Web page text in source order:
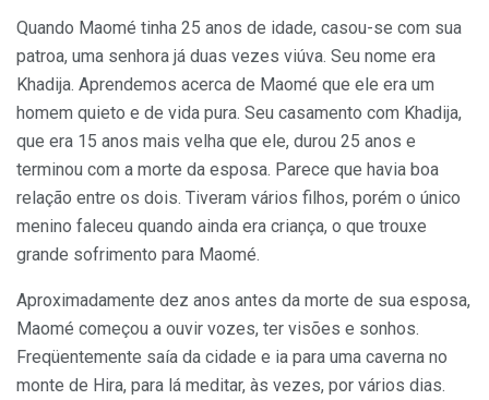
Quando Maomé tinha 25 anos de idade, casou-se com sua
patroa, uma senhora já duas vezes viúva. Seu nome era
Khadija. Aprendemos acerca de Maomé que ele era um
homem quieto e de vida pura. Seu casamento com Khadija,
que era 15 anos mais velha que ele, durou 25 anos e
terminou com a morte da esposa. Parece que havia boa
relação entre os dois. Tiveram vários filhos, porém o único
menino faleceu quando ainda era criança, o que trouxe
grande sofrimento para Maomé.
Aproximadamente dez anos antes da morte de sua esposa,
Maomé começou a ouvir vozes, ter visões e sonhos.
Freqüentemente saía da cidade e ia para uma caverna no
monte de Hira, para lá meditar, às vezes, por vários dias.